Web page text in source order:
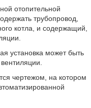
отопительной
трубопровод,
котла, и содержащий,
установка может быть
чертежом, на котором